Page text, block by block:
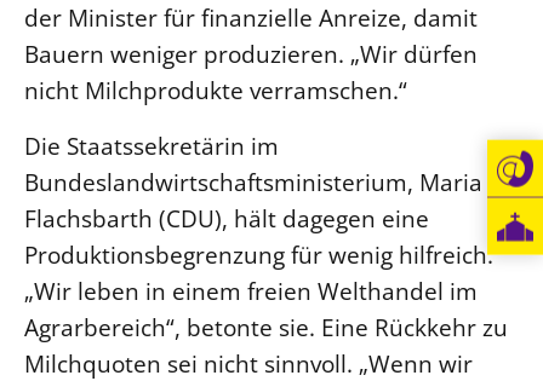
der Minister für finanzielle Anreize, damit
Bauern weniger produzieren. „Wir dürfen
nicht Milchprodukte verramschen.“
Die Staatssekretärin im
Bundeslandwirtschaftsministerium, Maria
Flachsbarth (CDU), hält dagegen eine
Produktionsbegrenzung für wenig hilfreich.
„Wir leben in einem freien Welthandel im
Agrarbereich“, betonte sie. Eine Rückkehr zu
Milchquoten sei nicht sinnvoll. „Wenn wir